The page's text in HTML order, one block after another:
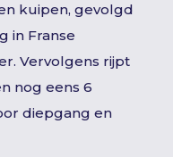
kuipen, gevolgd
in Franse
Vervolgens rijpt
nog eens 6
diepgang en